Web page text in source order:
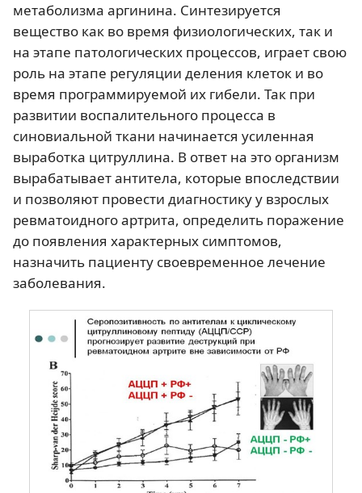
метаболизма аргинина. Синтезируется
вещество как во время физиологических, так и
на этапе патологических процессов, играет свою
роль на этапе регуляции деления клеток и во
время программируемой их гибели. Так при
развитии воспалительного процесса в
синовиальной ткани начинается усиленная
выработка цитруллина. В ответ на это организм
вырабатывает антитела, которые впоследствии
и позволяют провести диагностику у взрослых
ревматоидного артрита, определить поражение
до появления характерных симптомов,
назначить пациенту своевременное лечение
заболевания.